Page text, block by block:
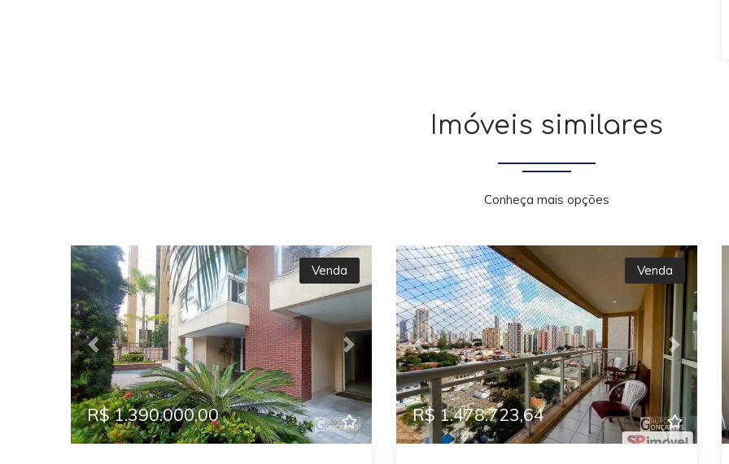
Imóveis similares
Conheça mais opções
Previous Next
Venda
R$ 1.390.000,00
Previous Next
Venda
R$ 1.478.723,64